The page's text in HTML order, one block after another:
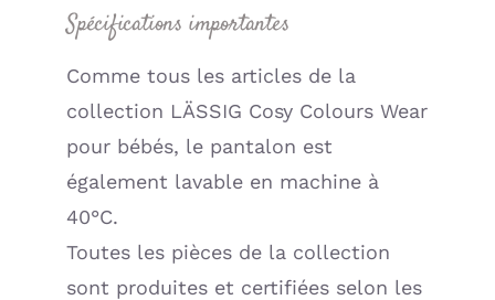
Spécifications importantes
Comme tous les articles de la
collection LÄSSIG Cosy Colours Wear
pour bébés, le pantalon est
également lavable en machine à
40°C.
Toutes les pièces de la collection
sont produites et certifiées selon les